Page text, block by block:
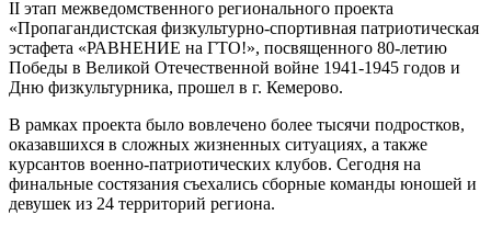
II этап межведомственного регионального проекта
«Пропагандистская физкультурно-спортивная патриотическая
эстафета «РАВНЕНИЕ на ГТО!», посвященного 80-летию
Победы в Великой Отечественной войне 1941-1945 годов и
Дню физкультурника, прошел в г. Кемерово.
В рамках проекта было вовлечено более тысячи подростков,
оказавшихся в сложных жизненных ситуациях, а также
курсантов военно-патриотических клубов. Сегодня на
финальные состязания съехались сборные команды юношей и
девушек из 24 территорий региона.